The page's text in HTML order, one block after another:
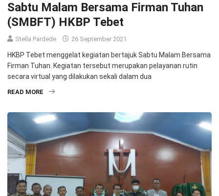
Sabtu Malam Bersama Firman Tuhan
(SMBFT) HKBP Tebet
Stella Pardede 26 September 2021
HKBP Tebet menggelat kegiatan bertajuk Sabtu Malam Bersama
Firman Tuhan. Kegiatan tersebut merupakan pelayanan rutin
secara virtual yang dilakukan sekali dalam dua
READ MORE